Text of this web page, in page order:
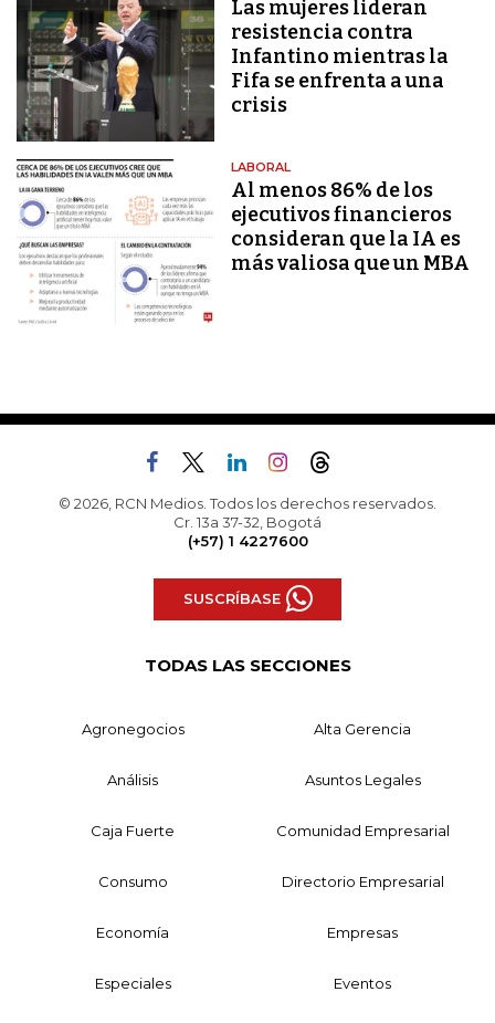
Las mujeres lideran
resistencia contra
Infantino mientras la
Fifa se enfrenta a una
crisis
LABORAL
Al menos 86% de los
ejecutivos financieros
consideran que la IA es
más valiosa que un MBA
© 2026, RCN Medios. Todos los derechos reservados.
Cr. 13a 37-32, Bogotá
(+57) 1 4227600
SUSCRÍBASE
TODAS LAS SECCIONES
Agronegocios Alta Gerencia
Análisis Asuntos Legales
Caja Fuerte Comunidad Empresarial
Consumo Directorio Empresarial
Economía Empresas
Especiales Eventos